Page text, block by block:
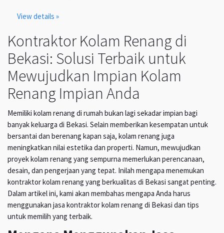
View details »
Kontraktor Kolam Renang di
Bekasi: Solusi Terbaik untuk
Mewujudkan Impian Kolam
Renang Impian Anda
Memiliki kolam renang di rumah bukan lagi sekadar impian bagi
banyak keluarga di Bekasi. Selain memberikan kesempatan untuk
bersantai dan berenang kapan saja, kolam renang juga
meningkatkan nilai estetika dan properti. Namun, mewujudkan
proyek kolam renang yang sempurna memerlukan perencanaan,
desain, dan pengerjaan yang tepat. Inilah mengapa menemukan
kontraktor kolam renang yang berkualitas di Bekasi sangat penting.
Dalam artikel ini, kami akan membahas mengapa Anda harus
menggunakan jasa kontraktor kolam renang di Bekasi dan tips
untuk memilih yang terbaik.